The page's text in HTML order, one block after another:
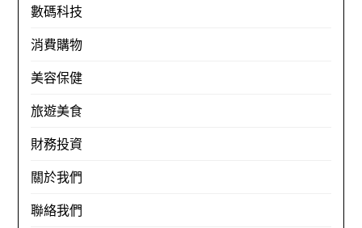
數碼科技
消費購物
美容保健
旅遊美食
財務投資
關於我們
聯絡我們